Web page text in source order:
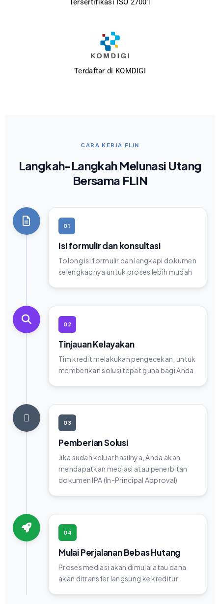
Terdaftar di KOMDIGI
CARA KERJA FLIN
Langkah-Langkah Melunasi Utang
Bersama FLIN
01
Isi formulir dan konsultasi
Tolong isi formulir dan lengkapi dokumen
selengkapnya untuk proses lebih mudah
02
Tinjauan Kelayakan
Tim kredit melakukan pengecekan, untuk
memberikan solusi tepat guna bagi Anda
03
Pemberian Solusi
Jika sudah keluar hasilnya, Anda akan
mendapatkan mediasi atau penerbitan
dokumen IPA (In-Principal Approval)
04
Mulai Perjalanan Bebas Hutang
Proses mediasi akan dimulai atau dana
akan ditransfer langsung ke kreditur.